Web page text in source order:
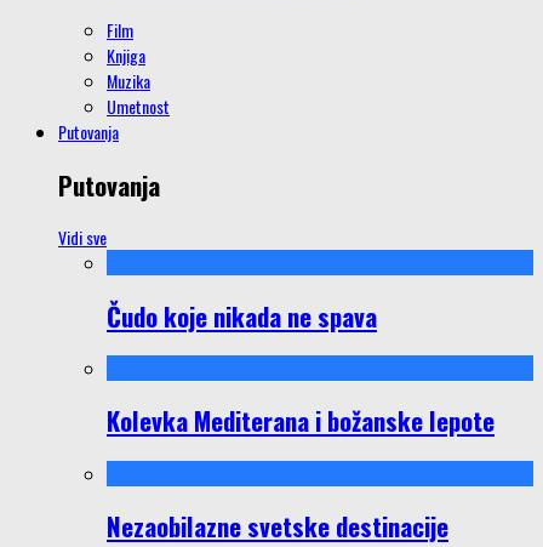
Film
Knjiga
Muzika
Umetnost
Putovanja
Putovanja
Vidi sve
Čudo koje nikada ne spava
Kolevka Mediterana i božanske lepote
Nezaobilazne svetske destinacije